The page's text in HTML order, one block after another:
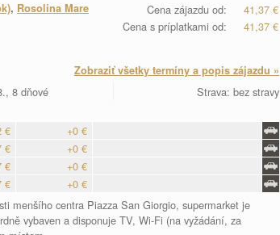
Cena zájazdu od:
41,37 €
Cena s príplatkami od:
41,37 €
, Rosolina Mare
Zobraziť všetky termíny a popis zájazdu »
8 dňové Strava: bez stravy
€
+0 €
€
+0 €
€
+0 €
€
+0 €
menšího centra Piazza San Giorgio, supermarket je
vybaven a disponuje TV, Wi-Fi (na vyžádání, za